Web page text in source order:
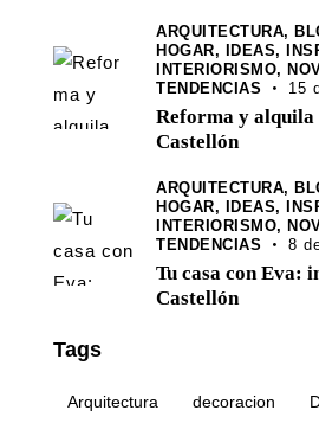
ARQUITECTURA,
HOGAR,
IDEAS,
INTERIORISMO,
TENDENCIAS
15
Reforma y alquila
Castellón
ARQUITECTURA,
HOGAR,
IDEAS,
INTERIORISMO,
TENDENCIAS
8
Tu casa con Eva:
Castellón
Tags
Arquitectura decoracion